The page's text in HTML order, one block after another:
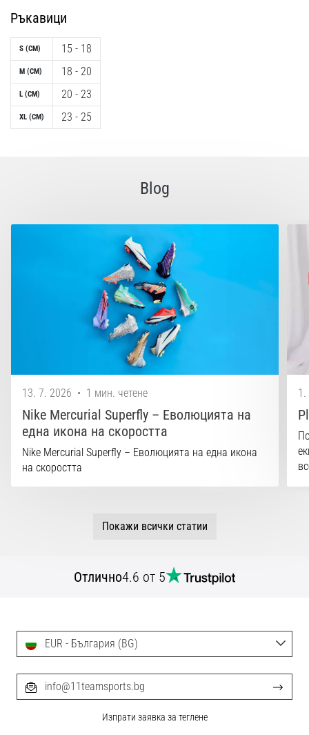
Ръкавици
S (CM)
M (CM)
L (CM)
XL (CM)
15 - 18
18 - 20
20 - 23
23 - 25
Blog
13. 7. 2026 • 1 мин. четене
Nike Mercurial Superfly – Еволюцията на
една икона на скоростта
Nike Mercurial Superfly – Еволюцията на една икона
на скоростта
1.
Покажи всички статии
Отлично4.6 от 5
EUR - България (BG)
info@11teamsports.bg
Изпрати заявка за теглене